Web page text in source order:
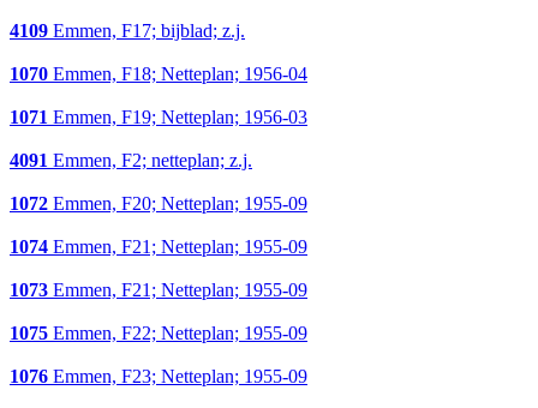
4109 Emmen, F17; bijblad; z.j.
1070 Emmen, F18; Netteplan; 1956-04
1071 Emmen, F19; Netteplan; 1956-03
4091 Emmen, F2; netteplan; z.j.
1072 Emmen, F20; Netteplan; 1955-09
1074 Emmen, F21; Netteplan; 1955-09
1073 Emmen, F21; Netteplan; 1955-09
1075 Emmen, F22; Netteplan; 1955-09
1076 Emmen, F23; Netteplan; 1955-09